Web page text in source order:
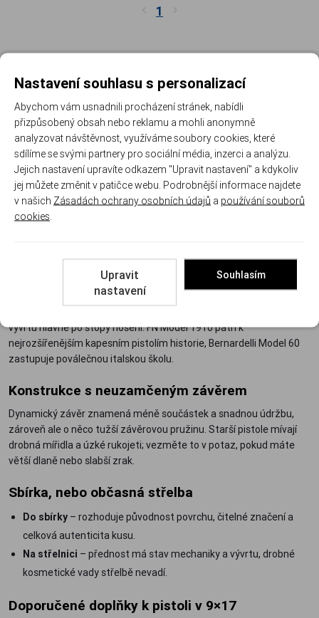
1
K čemu slouží ráže 9 mm Browning
Náboj 9×17 mm vznikl na počátku dvacátého století jako
promyšlený kompromis: co nejvíce výkonu v pistoli natolik malé,
aby zmizela v kapse kabátu. V Evropě se ujal název 9 mm
Browning krátký, v Americe .380 ACP. Nižší tlak náboje dovolil
jednoduchou konstrukci s neuzamčeným závěrem, díky které jsou
tyto pistole ploché, lehké a mechanicky nenáročné.
Stav a původ konkrétního kusu
Většina pistolí v této ráži k nám přichází z druhé ruky. Jde o
vývrtu hlavně po stopy nošení. FN Model 1910 patří k
nejrozšířenějším kapesním pistolím historie, Bernardelli Model 60
zastupuje poválečnou italskou školu.
Konstrukce s neuzamčeným závěrem
Dynamický závěr znamená méně součástek a snadnou údržbu,
zároveň ale o něco tužší závěrovou pružinu. Starší pistole mívají
drobná mířidla a úzké rukojeti; vezměte to v potaz, pokud máte
větší dlaně nebo slabší zrak.
Sbírka, nebo občasná střelba
Do sbírky – rozhoduje původnost povrchu, čitelné značení a
celková autenticita kusu.
Na střelnici – přednost má stav mechaniky a vývrtu, drobné
kosmetické vady střelbě nevadí.
Doporučené doplňky k pistoli v 9×17
Nastavení souhlasu s personalizací
Abychom vám usnadnili procházení stránek, nabídli
přizpůsobený obsah nebo reklamu a mohli anonymně
analyzovat návštěvnost, využíváme soubory cookies, které
sdílíme se svými partnery pro sociální média, inzerci a analýzu.
Jejich nastavení upravíte odkazem "Upravit nastavení" a kdykoliv
jej můžete změnit v patičce webu. Podrobnější informace najdete
v našich Zásadách ochrany osobních údajů a používání souborů
cookies
Upravit
nastavení
Souhlasím